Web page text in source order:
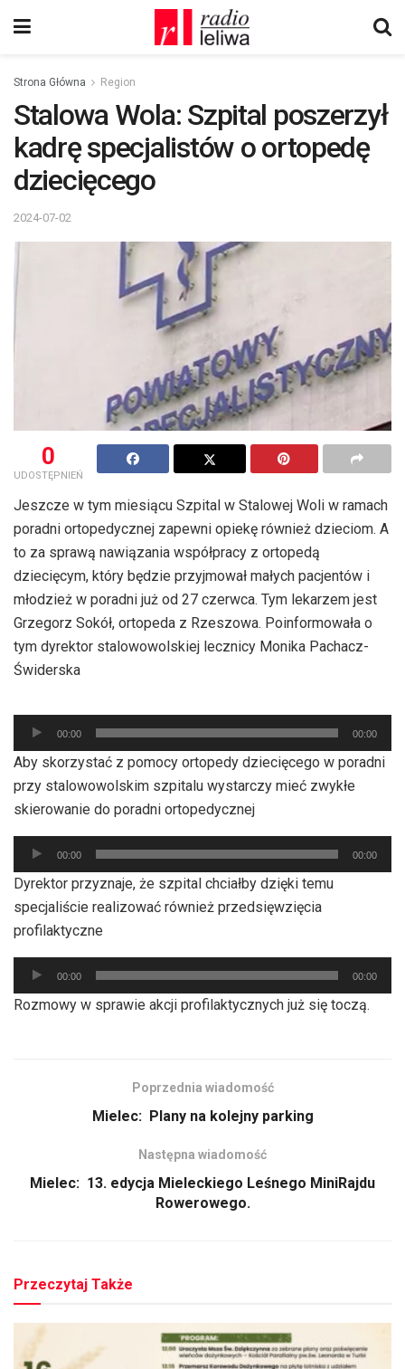
Strona Główna Region
Stalowa Wola: Szpital poszerzył
kadrę specjalistów o ortopedę
dziecięcego
2024-07-02
0
UDOSTĘPNIEŃ
Jeszcze w tym miesiącu Szpital w Stalowej Woli w ramach
poradni ortopedycznej zapewni opiekę również dzieciom. A
to za sprawą nawiązania współpracy z ortopedą
dziecięcym, który będzie przyjmował małych pacjentów i
młodzież w poradni już od 27 czerwca. Tym lekarzem jest
Grzegorz Sokół, ortopeda z Rzeszowa. Poinformowała o
tym dyrektor stalowowolskiej lecznicy Monika Pachacz-
Świderska
Odtwarzacz
plików
dźwiękowych
00:00 00:00
Aby skorzystać z pomocy ortopedy dziecięcego w poradni
przy stalowowolskim szpitalu wystarczy mieć zwykłe
skierowanie do poradni ortopedycznej
Odtwarzacz
plików
dźwiękowych
00:00 00:00
Dyrektor przyznaje, że szpital chciałby dzięki temu
specjaliście realizować również przedsięwzięcia
profilaktyczne
Odtwarzacz
plików
dźwiękowych
00:00 00:00
Rozmowy w sprawie akcji profilaktycznych już się toczą.
Poprzednia wiadomość
Mielec: Plany na kolejny parking
Następna wiadomość
Mielec: 13. edycja Mieleckiego Leśnego MiniRajdu
Rowerowego.
Przeczytaj Także